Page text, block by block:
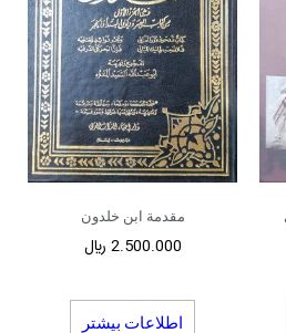
مقدمة ابن خلدون
2.500.000 ﷼
اطلاعات بیشتر